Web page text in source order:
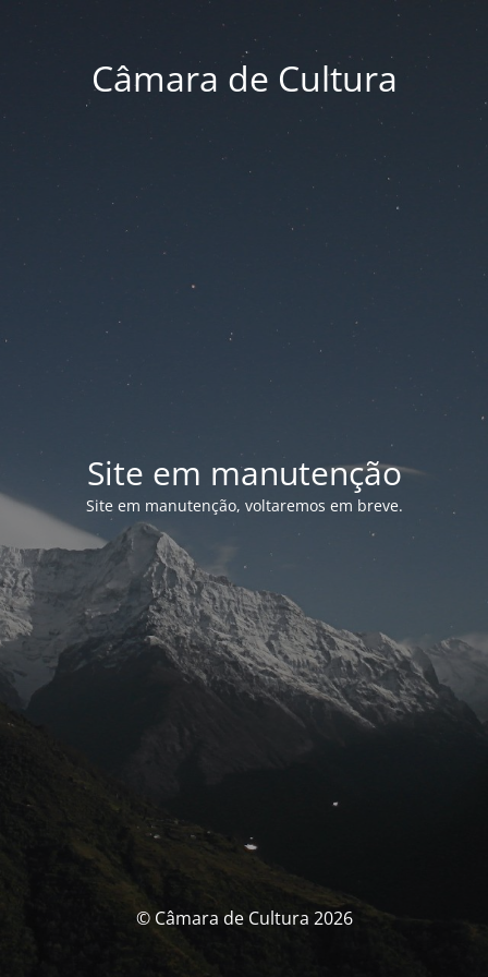
Câmara de Cultura
Site em manutenção
Site em manutenção, voltaremos em breve.
© Câmara de Cultura 2026